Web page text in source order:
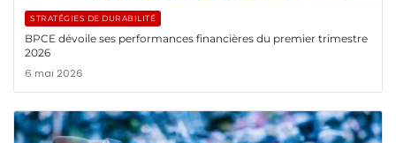
STRATÉGIES DE DURABILITÉ
BPCE dévoile ses performances financières du premier trimestre
2026
6 mai 2026